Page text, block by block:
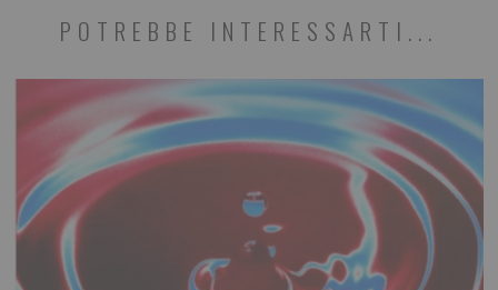
POTREBBE INTERESSARTI...